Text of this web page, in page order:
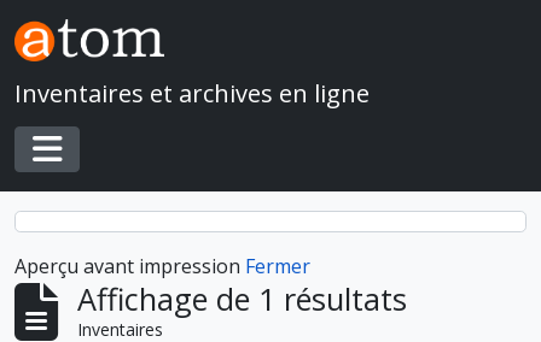
Skip to main content
Inventaires et archives en ligne
Toggle navigation
Aperçu avant impression Fermer
Affichage de 1 résultats
Inventaires